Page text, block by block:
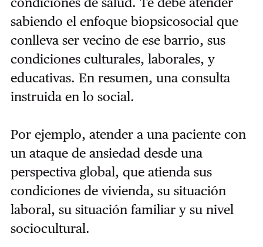
sabiendo el enfoque biopsicosocial que
conlleva ser vecino de ese barrio, sus
condiciones culturales, laborales, y
educativas. En resumen, una consulta
instruida en lo social.
Por ejemplo, atender a una paciente con
un ataque de ansiedad desde una
perspectiva global, que atienda sus
condiciones de vivienda, su situación
laboral, su situación familiar y su nivel
sociocultural.